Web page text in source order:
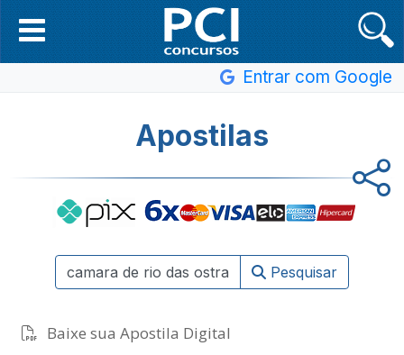
Entrar com Google
Apostilas
Pesquisar
Baixe sua Apostila Digital